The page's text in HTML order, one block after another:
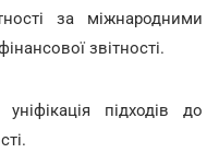
за міжнародними
звітності.
підходів до